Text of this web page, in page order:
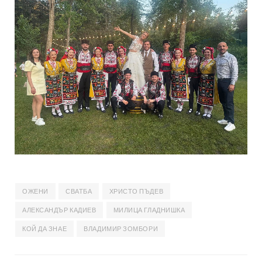
ОЖЕНИ СВАТБА ХРИСТО ПЪДЕВ
АЛЕКСАНДЪР КАДИЕВ МИЛИЦА ГЛАДНИШКА
КОЙ ДА ЗНАЕ ВЛАДИМИР ЗОМБОРИ